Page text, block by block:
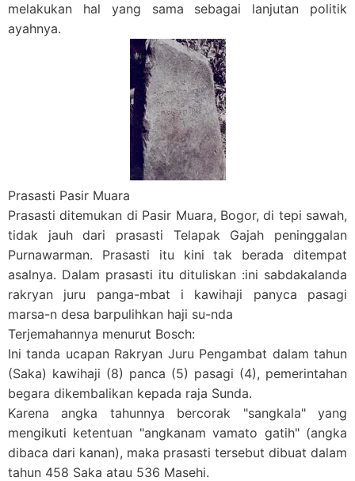
melakukan hal yang sama sebagai lanjutan politik
ayahnya.
Prasasti Pasir Muara
Prasasti ditemukan di Pasir Muara, Bogor, di tepi sawah,
tidak jauh dari prasasti Telapak Gajah peninggalan
Purnawarman. Prasasti itu kini tak berada ditempat
asalnya. Dalam prasasti itu dituliskan :ini sabdakalanda
rakryan juru panga-mbat i kawihaji panyca pasagi
marsa-n desa barpulihkan haji su-nda
Terjemahannya menurut Bosch:
Ini tanda ucapan Rakryan Juru Pengambat dalam tahun
(Saka) kawihaji (8) panca (5) pasagi (4), pemerintahan
begara dikembalikan kepada raja Sunda.
Karena angka tahunnya bercorak "sangkala" yang
mengikuti ketentuan "angkanam vamato gatih" (angka
dibaca dari kanan), maka prasasti tersebut dibuat dalam
tahun 458 Saka atau 536 Masehi.